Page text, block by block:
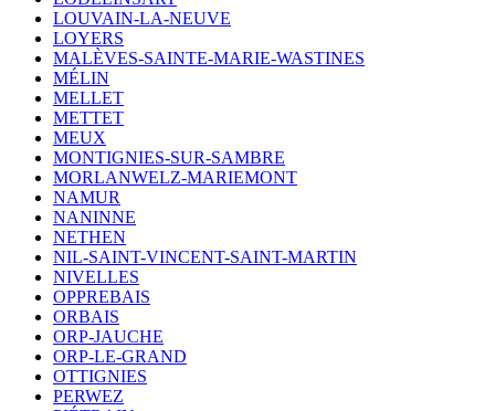
LOUVAIN-LA-NEUVE
LOYERS
MALÈVES-SAINTE-MARIE-WASTINES
MÉLIN
MELLET
METTET
MEUX
MONTIGNIES-SUR-SAMBRE
MORLANWELZ-MARIEMONT
NAMUR
NANINNE
NETHEN
NIL-SAINT-VINCENT-SAINT-MARTIN
NIVELLES
OPPREBAIS
ORBAIS
ORP-JAUCHE
ORP-LE-GRAND
OTTIGNIES
PERWEZ